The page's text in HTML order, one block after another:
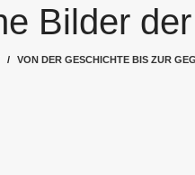
Bilder
VON DER GESCHICHTE BIS ZUR